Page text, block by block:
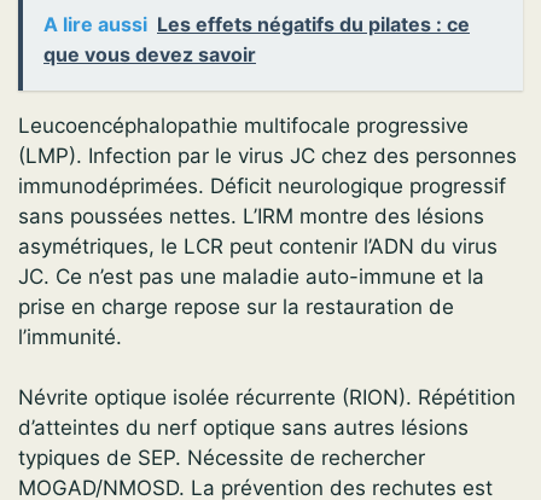
A lire aussi Les effets négatifs du pilates : ce
que vous devez savoir
Leucoencéphalopathie multifocale progressive
(LMP). Infection par le virus JC chez des personnes
immunodéprimées. Déficit neurologique progressif
sans poussées nettes. L’IRM montre des lésions
asymétriques, le LCR peut contenir l’ADN du virus
JC. Ce n’est pas une maladie auto-immune et la
prise en charge repose sur la restauration de
l’immunité.
Névrite optique isolée récurrente (RION). Répétition
d’atteintes du nerf optique sans autres lésions
typiques de SEP. Nécessite de rechercher
MOGAD/NMOSD. La prévention des rechutes est